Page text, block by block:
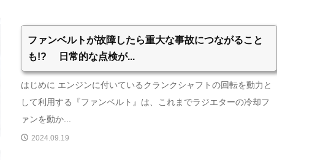
ファンベルトが故障したら重大な事故につながること
も!? 日常的な点検が...
はじめに エンジンに付いているクランクシャフトの回転を動力と
して利用する『ファンベルト』は、これまでラジエターの冷却フ
ァンを動か...
2024.09.19